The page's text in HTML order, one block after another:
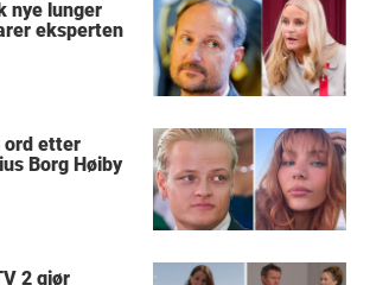
nye lunger
eksperten
ord etter
Borg Høiby
2 gjør